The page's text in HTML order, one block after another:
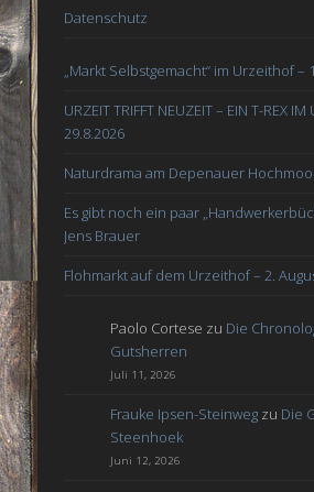
Datenschutz
„Markt Selbstgemacht“ im Urzeithof –
URZEIT TRIFFT NEUZEIT – EIN T-REX IM
29.8.2026
Naturdrama am Depenauer
Es gibt noch ein paar
Jens Brauer
Flohmarkt auf dem Urzeithof – 2.
Paolo Cortese zu Die
Gutsherren
Juli 11, 2026
Frauke Ipsen-Steinweg zu Die
Steenhoek
Juni 12, 2026